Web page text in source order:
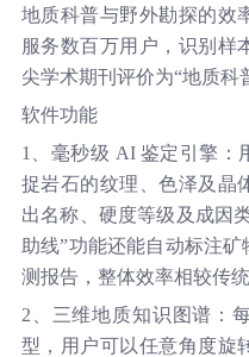
地质科普与野外勘探的效
服务数百万用户，识别样
尖学术期刊评价为“地质科
软件功能
1、毫秒级 AI 鉴定引擎：
捉岩石的纹理、色泽及晶
出名称、硬度等级及成因
助线”功能还能自动标注
测报告，整体效率相较传
2、三维地质知识图谱：
型，用户可以任意角度旋